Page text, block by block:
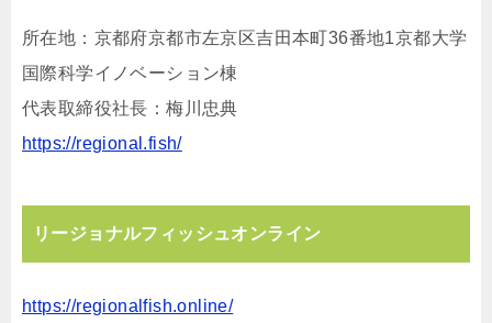
所在地：京都府京都市左京区吉⽥本町36番地1京都⼤学
国際科学イノベーション棟
代表取締役社⻑：梅川忠典
https://regional.fish/
リージョナルフィッシュオンライン
https://regionalfish.online/